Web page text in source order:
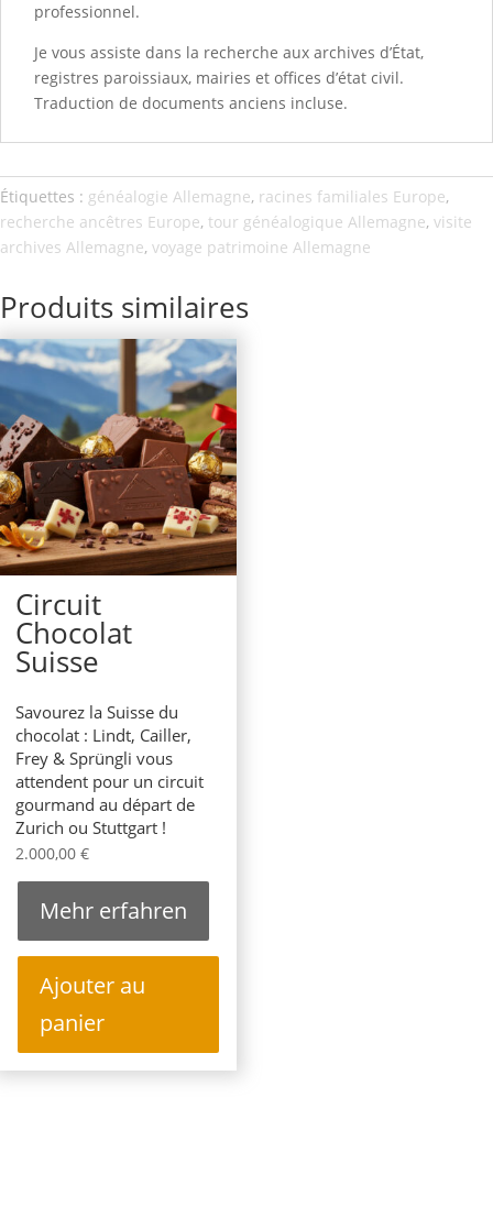
professionnel.
Je vous assiste dans la recherche aux archives d’État,
registres paroissiaux, mairies et offices d’état civil.
Traduction de documents anciens incluse.
Étiquettes : généalogie Allemagne, racines familiales Europe,
recherche ancêtres Europe, tour généalogique Allemagne, visite
archives Allemagne, voyage patrimoine Allemagne
Produits similaires
Circuit
Chocolat
Suisse
Savourez la Suisse du
chocolat : Lindt, Cailler,
Frey & Sprüngli vous
attendent pour un circuit
gourmand au départ de
Zurich ou Stuttgart !
2.000,00 €
Mehr erfahren
Ajouter au
panier